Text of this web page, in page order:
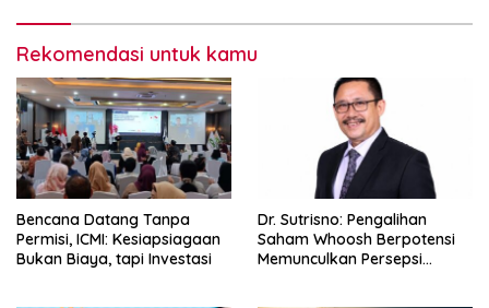
Rekomendasi untuk kamu
Bencana Datang Tanpa
Permisi, ICMI: Kesiapsiagaan
Bukan Biaya, tapi Investasi
Dr. Sutrisno: Pengalihan
Saham Whoosh Berpotensi
Memunculkan Persepsi